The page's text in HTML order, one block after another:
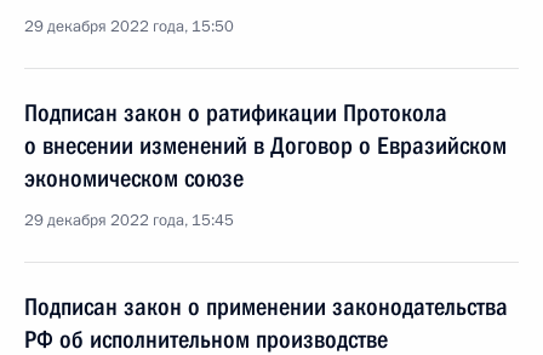
29 декабря 2022 года, 15:50
Подписан закон о ратификации Протокола
о внесении изменений в Договор о Евразийском
экономическом союзе
29 декабря 2022 года, 15:45
Подписан закон о применении законодательства
РФ об исполнительном производстве